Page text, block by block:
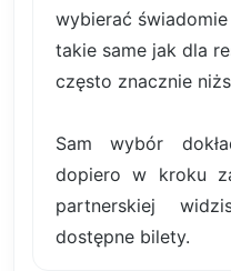
wybierać
takie same jak dla
często znacznie
Sam wybór
dopiero w kroku
partnerskiej
dostępne bilety.